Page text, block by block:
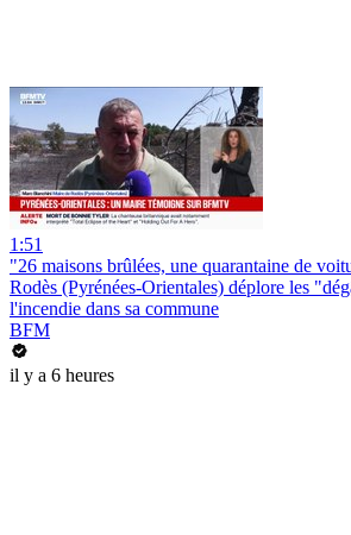
1:51
"26 maisons brûlées, une quarantaine de
Rodès (Pyrénées-Orientales) déplore les
l'incendie dans sa commune
BFM
il y a 6 heures